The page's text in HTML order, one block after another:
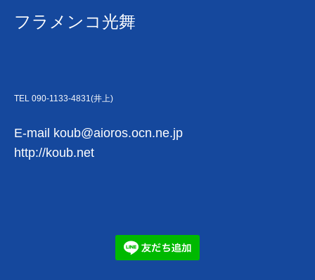
フラメンコ光舞
TEL 090-1133-4831(井上)
E-mail koub@aioros.ocn.ne.jp
http://koub.net